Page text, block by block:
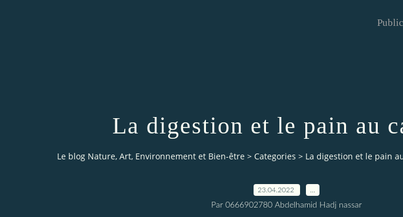
La digestion et le pain au
Le blog Nature, Art, Environnement et Bien-être > Categories > La digestion et le pain
23.04.2022
Par 0666902780 Abdelhamid Hadj nassar